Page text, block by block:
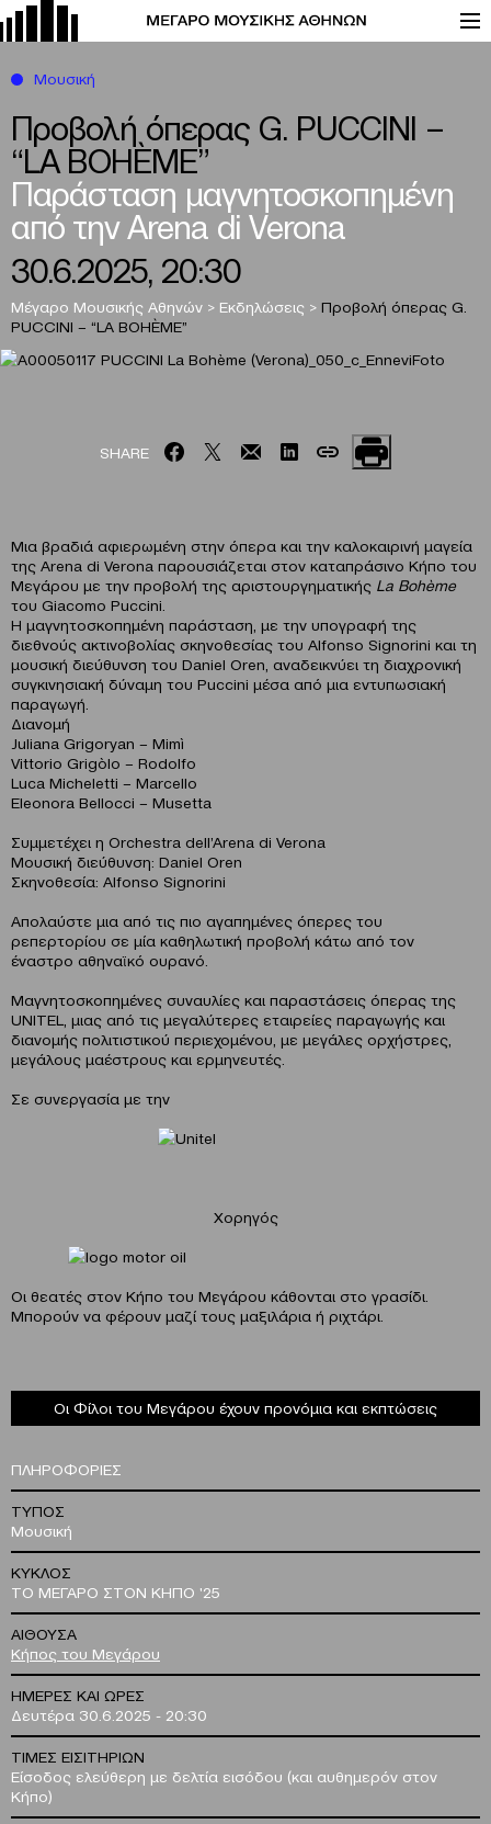
Προβολή όπερας G. PUCCINI –
“LA BOHÈME”
Παράσταση μαγνητοσκοπημένη
από την Arena di Verona
30.6.2025, 20:30
Μέγαρο Μουσικής Αθηνών > Εκδηλώσεις > Προβολή όπερας G.
PUCCINI – “LA BOHÈME”
Μουσική
SHARE
Μια βραδιά αφιερωμένη στην όπερα και την καλοκαιρινή μαγεία
της Arena di Verona παρουσιάζεται στον καταπράσινο Κήπο του
Μεγάρου με την προβολή της αριστουργηματικής La Bohème
του Giacomo Puccini.
Η μαγνητοσκοπημένη παράσταση, με την υπογραφή της
διεθνούς ακτινοβολίας σκηνοθεσίας του Alfonso Signorini και τη
μουσική διεύθυνση του Daniel Oren, αναδεικνύει τη διαχρονική
συγκινησιακή δύναμη του Puccini μέσα από μια εντυπωσιακή
παραγωγή.
Διανομή
Juliana Grigoryan – Mimì
Vittorio Grigòlo – Rodolfo
Luca Micheletti – Marcello
Eleonora Bellocci – Musetta
Συμμετέχει η Orchestra dell’Arena di Verona
Μουσική διεύθυνση: Daniel Oren
Σκηνοθεσία: Alfonso Signorini
Απολαύστε μια από τις πιο αγαπημένες όπερες του
ρεπερτορίου σε μία καθηλωτική προβολή κάτω από τον
έναστρο αθηναϊκό ουρανό.
Μαγνητοσκοπημένες συναυλίες και παραστάσεις όπερας της
UNITEL, μιας από τις μεγαλύτερες εταιρείες παραγωγής και
διανομής πολιτιστικού περιεχομένου, με μεγάλες ορχήστρες,
μεγάλους μαέστρους και ερμηνευτές.
Σε συνεργασία με την
Χορηγός
Οι θεατές στον Κήπο του Μεγάρου κάθονται στο γρασίδι.
Μπορούν να φέρουν μαζί τους μαξιλάρια ή ριχτάρι.
Οι Φίλοι του Μεγάρου έχουν προνόμια και εκπτώσεις
ΠΛΗΡΟΦΟΡΙΕΣ
ΤΥΠΟΣ
Μουσική
ΚΥΚΛΟΣ
ΤΟ ΜΕΓΑΡΟ ΣΤΟΝ ΚΗΠΟ '25
ΑΙΘΟΥΣΑ
Κήπος του Μεγάρου
ΗΜΕΡΕΣ ΚΑΙ ΩΡΕΣ
Δευτέρα 30.6.2025 - 20:30
ΤΙΜΕΣ ΕΙΣΙΤΗΡΙΩΝ
Είσοδος ελεύθερη με δελτία εισόδου (και αυθημερόν στον
Κήπο)